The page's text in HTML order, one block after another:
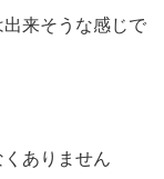
出来そうな感じで
ありません